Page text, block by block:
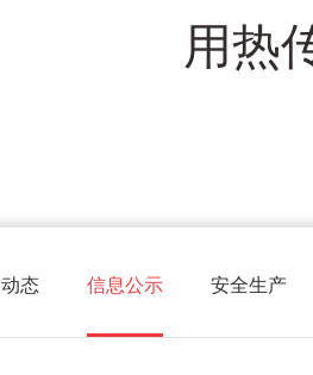
用热
态 信息公示 安全生产